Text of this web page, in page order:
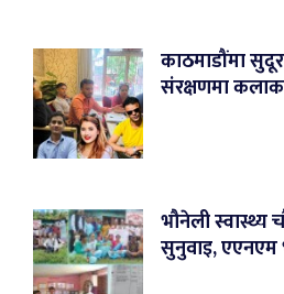
काठमाडौंमा
संरक्षणमा
भौनेली स्वास्थ्य
सुनुवाइ, एएनएम